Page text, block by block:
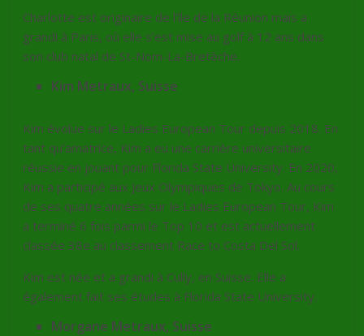
Charlotte est originaire de l’île de la Réunion mais a
grandi à Paris, où elle s’est mise au golf à 12 ans dans
son club natal de St-Nom-La-Bretèche.
Kim Metraux, Suisse
Kim évolue sur le Ladies European Tour depuis 2018. En
tant qu’amatrice, Kim a eu une carrière universitaire
réussie en jouant pour Florida State University. En 2020,
Kim a participé aux Jeux Olympiques de Tokyo. Au cours
de ses quatre années sur le Ladies European Tour, Kim
a terminé 6 fois parmi le Top 10 et est actuellement
classée 38e au classement Race to Costa Del Sol.
Kim est née et a grandi à Cully, en Suisse. Elle a
également fait ses études à Florida State University.
Morgane Metraux, Suisse